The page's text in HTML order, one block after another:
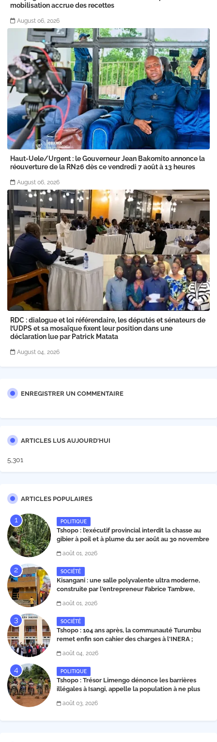
mobilisation accrue des recettes
August 06, 2026
Haut-Uele/Urgent : le Gouverneur Jean Bakomito annonce la
réouverture de la RN26 dès ce vendredi 7 août à 13 heures
August 06, 2026
RDC : dialogue et loi référendaire, les députés et sénateurs de
l’UDPS et sa mosaïque fixent leur position dans une
déclaration lue par Patrick Matata
August 04, 2026
ENREGISTRER UN COMMENTAIRE
ARTICLES LUS AUJOURD'HUI
5,301
ARTICLES POPULAIRES
POLITIQUE
Tshopo : l’exécutif provincial interdit la chasse au
gibier à poil et à plume du 1er août au 30 novembre
août 01, 2026
SOCIÉTÉ
Kisangani : une salle polyvalente ultra moderne,
construite par l'entrepreneur Fabrice Tambwe,
août 01, 2026
SOCIÉTÉ
Tshopo : 104 ans après, la communauté Turumbu
remet enfin son cahier des charges à l'INERA ;
août 04, 2026
POLITIQUE
Tshopo : Trésor Limengo dénonce les barrières
illégales à Isangi, appelle la population à ne plus
août 03, 2026